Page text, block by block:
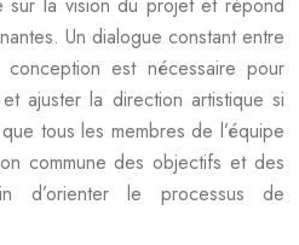
Un dialogue constant entre
est nécessaire pour
ajuster la direction artistique si
tous les membres de l’équipe
commune des objectifs et des
d’orienter le processus de